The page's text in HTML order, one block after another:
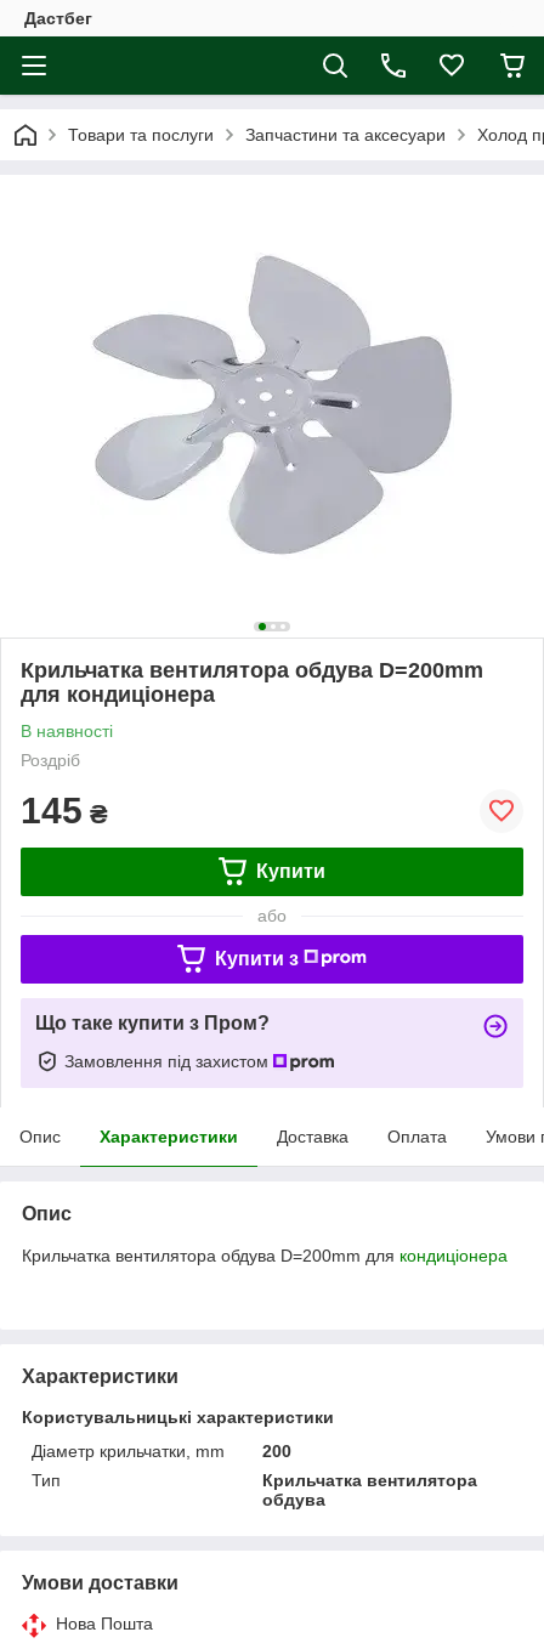
Дастбег
Товари та послуги Запчастини та аксесуари Холод
Крильчатка вентилятора обдува D=200mm
для кондиціонера
В наявності
Роздріб
145 ₴
Купити
або
Купити з
Що таке купити з Пром?
Замовлення під захистом
Опис Характеристики Доставка Оплата Умови
Опис
Крильчатка вентилятора обдува D=200mm для кондиціонера
Характеристики
Користувальницькі характеристики
Діаметр крильчатки, mm
200
Тип
Крильчатка вентилятора
обдува
Умови доставки
Нова Пошта